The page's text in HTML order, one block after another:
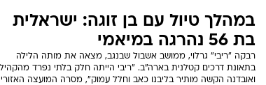
במהלך טיול עם בן זוגה: ישראלית
בת 56 נהרגה במיאמי
רבקה "ריבי" גרלוי, ממושב אשבול שבנגב, מצאה את מותה הלילה
בתאונת דרכים קטלנית בארה"ב. "ריבי הייתה חלק בלתי נפרד
ואובדנה הקשה מותיר בליבנו כאב וחלל עמוק", מסרה המועצה